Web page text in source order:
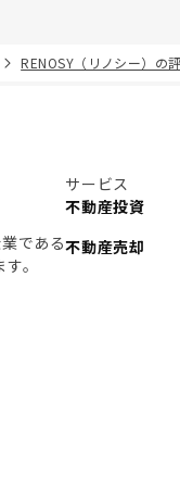
RENOSY（リノシー）の
である
。
サービス
不動産投資
不動産売却